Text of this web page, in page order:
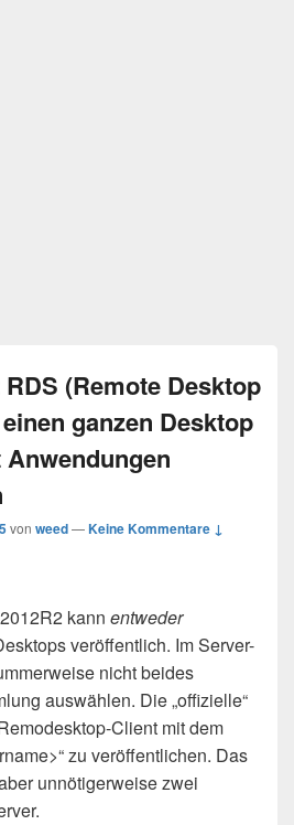
(Remote Desktop
ganzen Desktop
von weed—Keine Kommentare ↓
kann entweder
veröffentlich. Im Server-
nicht beides
auswählen. Die „offizielle“
Client mit dem
zu veröffentlichen. Das
unnötigerweise zwei